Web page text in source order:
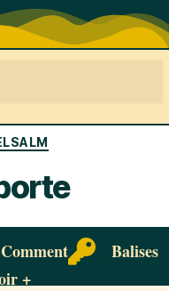
Comment
Balises
+